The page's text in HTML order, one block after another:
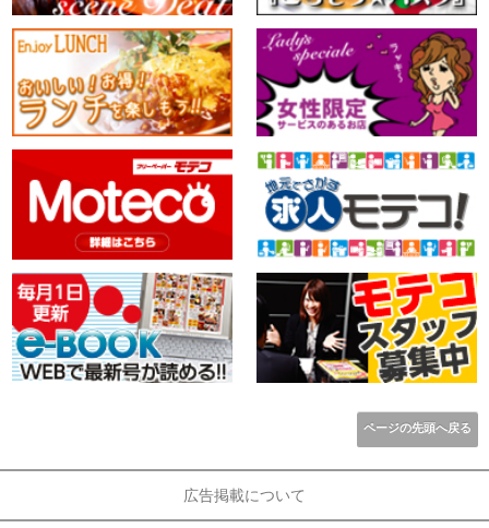
ページの先頭へ戻る
広告掲載について